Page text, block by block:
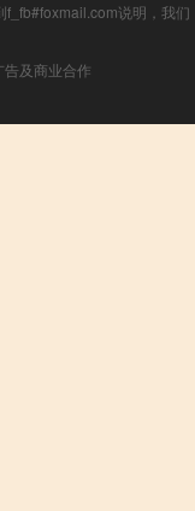
f_fb#foxmail.com说明，我们
及商业合作